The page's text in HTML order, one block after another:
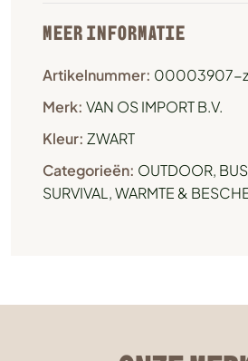
MEER INFORMATIE
Artikelnummer: 00003907-
Merk: VAN OS IMPORT B.V.
Kleur: ZWART
Categorieën: OUTDOOR,
SURVIVAL ,WARMTE &